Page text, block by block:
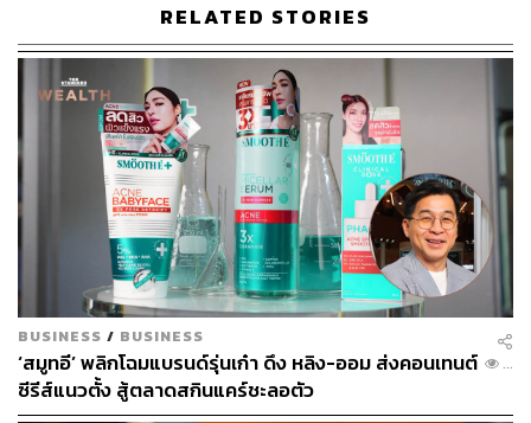
กระแสการตลาดที่กระตุ้นให้ใช้ผลิตภัณฑ์ดูแลผิวมากเกิน
ความจำเป็น และเรียกร้องให้ทุกคนกลับมาฟังความต้องการ
ของผิวตัวเอง
RELATED STORIES
BUSINESS / BUSINESS
‘สมูทอี’ พลิกโฉมแบรนด์รุ่นเก๋า ดึง หลิง-ออม ส่งคอนเทนต์
ซีรีส์แนวตั้ง สู้ตลาดสกินแคร์ชะลอตัว
...